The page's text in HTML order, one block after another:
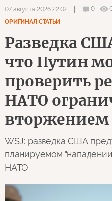
07 августа 2026 22:02 0
ОРИГИНАЛ СТАТЬИ
Разведка
что Путин
проверить
НАТО
вторжением
WSJ: разведка США
планируемом
НАТО